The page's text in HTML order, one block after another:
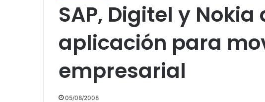
SAP, Digitel y
aplicación para
empresarial
05/08/2008